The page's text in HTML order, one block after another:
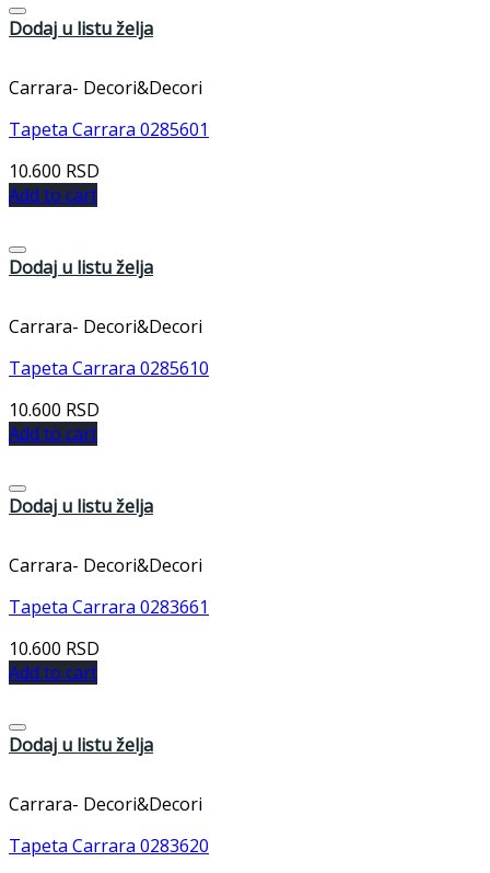
Dodaj u listu želja
Carrara- Decori&Decori
Tapeta Carrara 0285601
10.600 RSD
Add to cart
Dodaj u listu želja
Carrara- Decori&Decori
Tapeta Carrara 0285610
10.600 RSD
Add to cart
Dodaj u listu želja
Carrara- Decori&Decori
Tapeta Carrara 0283661
10.600 RSD
Add to cart
Dodaj u listu želja
Carrara- Decori&Decori
Tapeta Carrara 0283620